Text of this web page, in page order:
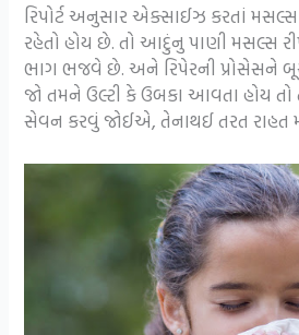
રિપોર્ટ અનુસાર એક્સાઈઝ કરતાં
રહેતો હોય છે. તો આદુંનુ પાણી મસલ્સ
ભાગ ભજવે છે. અને રિપેરની પ્રોસેસને
જો તમને ઉલ્ટી કે ઉબકા આવતા હોય
સેવન કરવું જોઈએ, તેનાથઈ તરત રાહત